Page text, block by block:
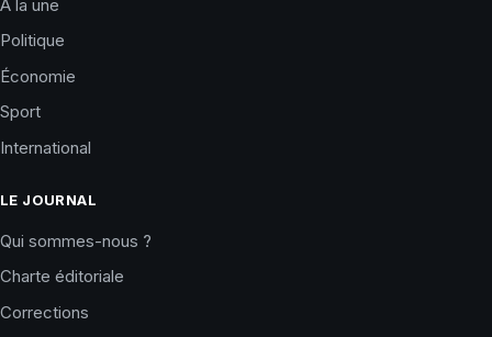
À la une
Politique
Économie
Sport
International
LE JOURNAL
Qui sommes-nous ?
Charte éditoriale
Corrections